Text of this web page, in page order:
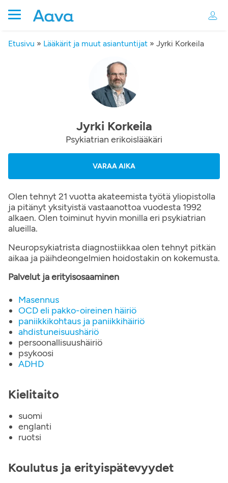
Etusivu » Lääkärit ja muut asiantuntijat » Jyrki Korkeila
Jyrki Korkeila
Psykiatrian erikoislääkäri
VARAA AIKA
Olen tehnyt 21 vuotta akateemista työtä yliopistolla
ja pitänyt yksityistä vastaanottoa vuodesta 1992
alkaen. Olen toiminut hyvin monilla eri psykiatrian
alueilla.
Neuropsykiatrista diagnostiikkaa olen tehnyt pitkän
aikaa ja päihdeongelmien hoidostakin on kokemusta.
Palvelut ja erityisosaaminen
Masennus
OCD eli pakko-oireinen häiriö
paniikkikohtaus ja paniikkihäiriö
ahdistuneisuushäriö
persoonallisuushäiriö
psykoosi
ADHD
Kielitaito
suomi
englanti
ruotsi
Koulutus ja erityispätevyydet